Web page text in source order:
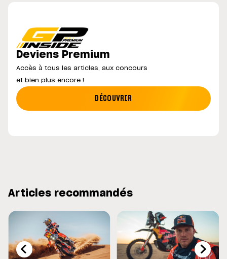
Deviens Premium
Accès à tous les articles, aux concours
et bien plus encore !
DÉCOUVRIR
Articles recommandés